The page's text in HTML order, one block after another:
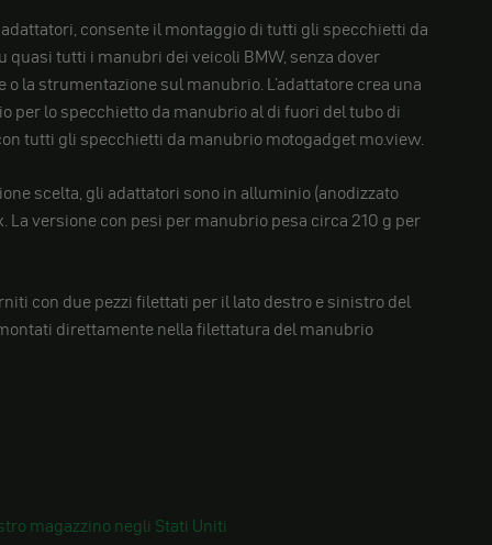
consente il montaggio di tutti gli specchietti da
quasi tutti i manubri dei veicoli BMW, senza dover
o la strumentazione sul manubrio. L'adattatore crea una
per lo specchietto da manubrio al di fuori del tubo di
tutti gli specchietti da manubrio motogadget mo.view.
scelta, gli adattatori sono in alluminio (anodizzato
La versione con pesi per manubrio pesa circa 210 g per
con due pezzi filettati per il lato destro e sinistro del
direttamente nella filettatura del manubrio
magazzino negli Stati Uniti